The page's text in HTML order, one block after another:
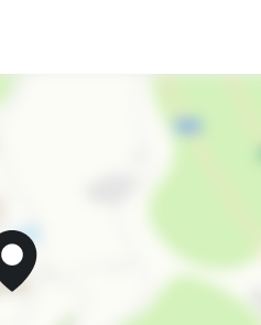
Бассейн под открытым небом
запрещено курить в номерах